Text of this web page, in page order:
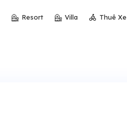
Resort Villa Thuê Xe